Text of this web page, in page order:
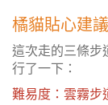
橘貓貼心建議
這次走的三條步
行了一下：
難易度：雲霧步